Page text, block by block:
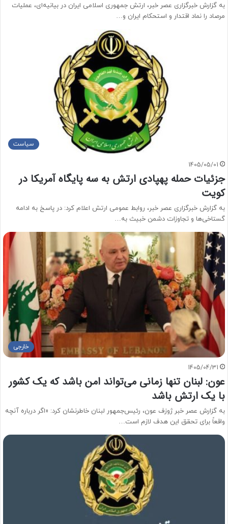
به گزارش خبرگزاری عصر خبر، ارتش جمهوری اسلامی ایران در بیانیه‌ای، عملیات
مرصاد را نماد اقتدار و استحکام ایران و…
سیاست
1405/05/01
جزئیات حمله پهپادی ارتش به سه پایگاه آمریکا در
کویت
به گزارش خبرگزاری عصر خبر، روابط عمومی ارتش اعلام کرد: در پاسخ به ادامه
گستاخی‌ها و تجاوزات دشمن خبیث به…
خارجی
1405/04/31
عون: لبنان تنها زمانی می‌تواند امن باشد که یک کشور
با یک ارتش باشد
به گزارش عصر خبر ژوزف عون، رئیس‌جمهور لبنان خاطرنشان کرد: «اگر درباره آنچه
واقعاً برای تحقق این هدف لازم است…